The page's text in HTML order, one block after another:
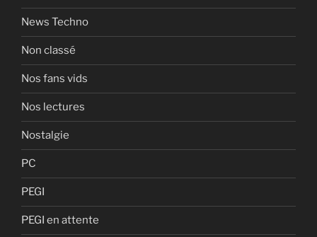
News Techno
Non classé
Nos fans vids
Nos lectures
Nostalgie
PC
PEGI
PEGI en attente